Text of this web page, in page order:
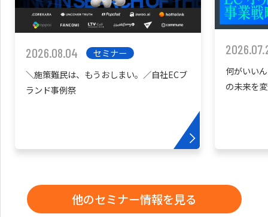
2026.08.04
セミナー
＼施策難民は、もうおしまい。／自社ECブ
ランド事例祭
何がいい
の未来を
他のセミナー情報を見る